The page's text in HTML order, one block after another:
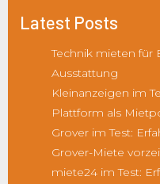
Latest Posts
Technik mieten für
Ausstattung
Kleinanzeigen im
Plattform als
Grover im Test:
Grover-Miete
miete24 im Test: